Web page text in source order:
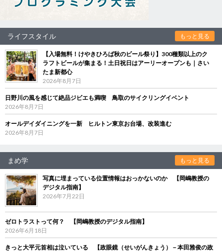
ライフスタイル もっと見る
【入場無料！けやきひろば秋のビール祭り】300種類以上のク
ラフトビールが集まる！土日祝日はアーリーオープンも｜さい
たま新都心
2026年8月7日
日野川の風を感じて絶品ジビエも満喫 鳥取のサイクリングイベント
2026年8月7日
オールデイダイニングを一新 ヒルトン東京お台場、改装進む
2026年8月7日
まめ学 もっと見る
写真に埋まっている位置情報はおっかないのか 【岡嶋教授の
デジタル指南】
2026年7月22日
ゼロトラストって何？ 【岡嶋教授のデジタル指南】
2026年6月18日
きっと大平元首相は泣いている 【政眼鏡（せいがんきょう）－本田雅俊の政